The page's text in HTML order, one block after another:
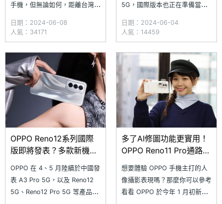
手機，但無論如何，距離台灣上
此，不如先來選擇 Reno11 系列
手機吧！尤其 Reno11 Pro 5G
還具備 IMX890 旗艦感光元
件，人像攝影品質相當好。
OPPO Reno11 系列上市至
日期：2024-06-08
人氣：34171
5G，國際版本也正在準備當
繼日前現身阿拉伯聯合大公國
TDRA、歐亞經濟委員會 EEC
等認證資料庫，且內建電池取得
德國萊茵 TÜV 認證後，近日再
通過包括美國 FCC、印度 BIS
日期：2024-06-04
人氣：14459
OPPO Reno12系列國際
版即將發表？多款新機陸
續通過認證
OPPO 在 4、5 月陸續於中國發
表 A3 Pro 5G，以及 Reno12
5G、Reno12 Pro 5G 等產品。
多了AI修圖功能更實用！
OPPO Reno11 Pro通路最
低價格整理(2024.5)
想要體驗 OPPO 手機主打的人
像攝影表現嗎？那麼你可以參考
看看 OPPO 於今年 1 月初新推